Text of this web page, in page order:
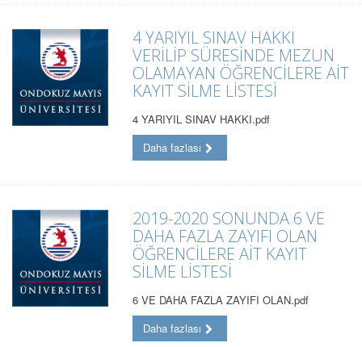
4 YARIYIL SINAV HAKKI
VERİLİP SÜRESİNDE MEZUN
OLAMAYAN ÖĞRENCİLERE AİT
KAYIT SİLME LİSTESİ
4 YARIYIL SINAV HAKKI.pdf
Daha fazlası
2019-2020 SONUNDA 6 VE
DAHA FAZLA ZAYIFI OLAN
ÖĞRENCİLERE AİT KAYIT
SİLME LİSTESİ
6 VE DAHA FAZLA ZAYIFI OLAN.pdf
Daha fazlası